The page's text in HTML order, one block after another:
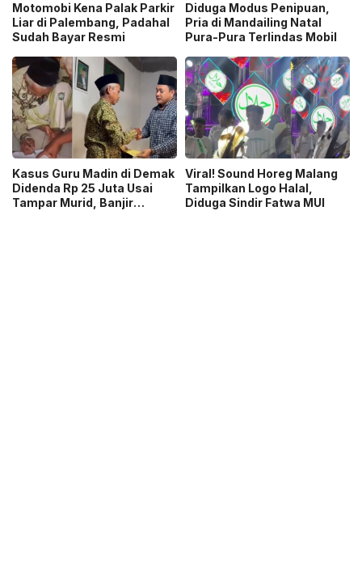
Motomobi Kena Palak Parkir
Liar di Palembang, Padahal
Sudah Bayar Resmi
Diduga Modus Penipuan,
Pria di Mandailing Natal
Pura-Pura Terlindas Mobil
Kasus Guru Madin di Demak
Didenda Rp 25 Juta Usai
Tampar Murid, Banjir
Viral! Sound Horeg Malang
Tampilkan Logo Halal,
Diduga Sindir Fatwa MUI